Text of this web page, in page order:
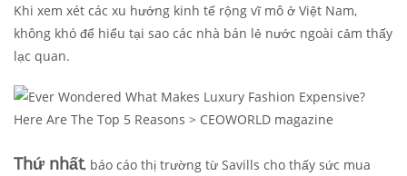
Khi xem xét các xu hướng kinh tế rộng vĩ mô ở Việt Nam,
không khó để hiểu tại sao các nhà bán lẻ nước ngoài cảm thấy
lạc quan.
Thứ nhất, báo cáo thị trường từ Savills cho thấy sức mua